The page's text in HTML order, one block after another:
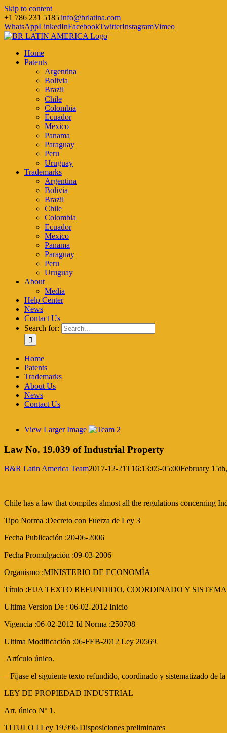
Skip to content
+1 786 231 5185|info@brlatina.com
WhatsAppLinkedInFacebookTwitterInstagramVimeo
Home
Patents
Argentina
Bolivia
Brazil
Chile
Colombia
Ecuador
Mexico
Panama
Paraguay
Peru
Uruguay
Trademarks
Argentina
Bolivia
Brazil
Chile
Colombia
Ecuador
Mexico
Panama
Paraguay
Peru
Uruguay
About
Media
Help Center
News
Contact Us
Search for:
Home
Patents
Trademarks
About Us
News
Contact Us
View Larger Image
Law No. 19.039 of Industrial Property
B&R Latin America Team2017-12-21T16:13:05-05:00February
Chile has a law that compiles almost all the regulations concerning
Tipo Norma :Decreto con Fuerza de Ley 3
Fecha Publicación :20-06-2006
Fecha Promulgación :09-03-2006
Organismo :MINISTERIO DE ECONOMÍA
Título :FIJA TEXTO REFUNDIDO, COORDINADO Y
Ultima Version De : 06-02-2012 Inicio
Vigencia :06-02-2012 Id Norma :250708
Ultima Modificación :06-FEB-2012 Ley 20569
Artículo único.
– Fíjase el siguiente texto refundido, coordinado y sistematizado de
LEY DE PROPIEDAD INDUSTRIAL
Art. único Nº 1.
TITULO I Ley 19.996 Disposiciones preliminares